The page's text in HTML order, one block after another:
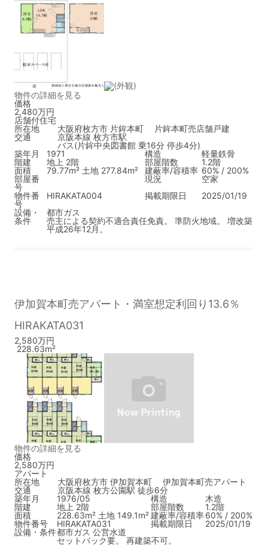
物件の詳細を見る
価格
2,480万円
店舗付住宅
所在地
大阪府枚方市 片鉾本町 片鉾本町売店舗戸建
交通
京阪本線 枚方市駅
バス(片鉾中央図書館 乗16分 停歩4分)
築年月
1971 構造
軽量鉄骨
階建
地上 2階 部屋階数
1.2階
面積
79.77m² 土地 277.84m² 建蔽率/容積率 60% / 200%
部屋番
号
現況
空家
物件番
号
HIRAKATA004 掲載期限日
2025/01/19
設備・
条件
都市ガス
売主による契約不適合責任免責。 準防火地域。 増改築
平成26年12月。
伊加賀本町売アパート・満室想定利回り13.6％
HIRAKATA031
2,580万円
228.63m²
物件の詳細を見る
価格
2,580万円
アパート
所在地
大阪府枚方市 伊加賀本町 伊加賀本町売アパート
交通
京阪本線 枚方公園駅 徒歩6分
築年月
1976/05 構造
木造
階建
地上 2階 部屋階数
1.2階
面積
228.63m² 土地 149.1m²建蔽率/容積率60% / 200%
物件番号
HIRAKATA031 掲載期限日
2025/01/19
設備・条件都市ガス 公営水道
セットバック要。 再建築不可。